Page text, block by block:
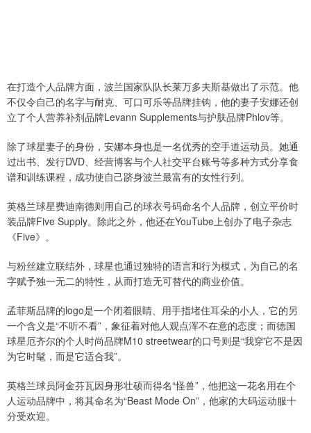
在打造个人品牌方面，波兰国家队队长莱万多夫斯基做出了示范。他
不仅令自己的名字与耐克、可口可乐等品牌挂钩，他的妻子安娜还创
立了个人营养补剂品牌Levann Supplements与护肤品牌Phlov等。
除了球星妻子的身份，安娜本身也是一名优秀的空手道运动员。她通
过出书、发行DVD、经营博客与个人社交平台账号等多种方式分享食
谱和训练课程，成功使自己跻身波兰最富有的女性行列。
英格兰球星费迪南德则用自己的球衣号码命名个人品牌，创立平价时
装品牌Five Supply。除此之外，他还在YouTube上创办了电子杂志
《Five》。
与粉丝建立联结外，球星也通过独特的语言和行为模式，为自己的名
字赋予独一无二的特性，从而打造无可替代的商业价值。
孟菲斯品牌的logo是一个闭着眼睛、用手指堵住耳朵的小人，它的另
一个含义是“不听不看”，象征着对他人观点浑不在意的态度；而德国
球星厄齐尔的个人时尚品牌M10 streetwear的口号则是“我穿它不是因
为它时髦，而是它适合我”。
英格兰球员阿金芬瓦因身形壮硕而得名“怪兽”，他把这一花名用在个
人运动品牌中，将其命名为“Beast Mode On”，他家的大码运动服十
分受欢迎。